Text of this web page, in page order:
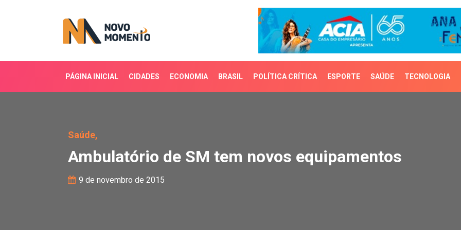
PÁGINA INICIAL CIDADES ECONOMIA BRASIL POLÍTICA CRÍTICA ESPORTE SAÚDE TECNOLOGIA
Saúde,
Ambulatório de SM tem novos equipamentos
9 de novembro de 2015